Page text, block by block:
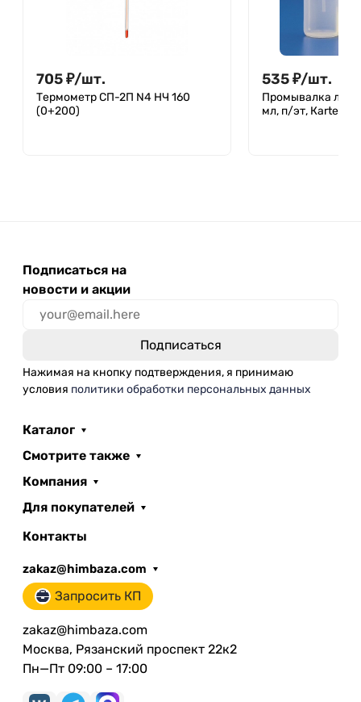
705₽/шт.
Термометр СП-2П N4 НЧ 160
(0+200)
535₽/шт.
Промывалка
мл, п/эт, Кartell
Подписаться на
новости и акции
Нажимая на кнопку подтверждения, я принимаю
условия политики обработки персональных данных
Каталог
Смотрите также
Компания
Для покупателей
Контакты
zakaz@himbaza.com
Запросить КП
zakaz@himbaza.com
Москва, Рязанский проспект 22к2
Пн—Пт 09:00 – 17:00